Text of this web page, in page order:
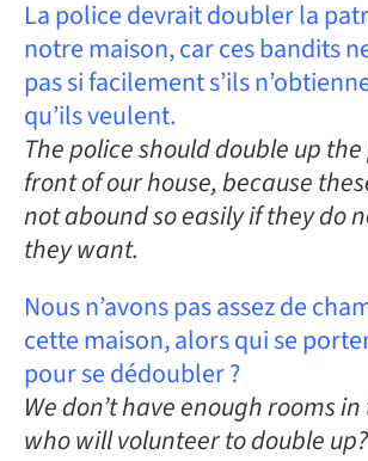
La police devrait doubler la
notre maison, car ces bandits
pas si facilement s’ils
qu’ils veulent.
The police should double up
front of our house, because
not abound so easily if they do
they want.
Nous n’avons pas assez de
cette maison, alors qui se
pour se dédoubler ?
We don’t have enough rooms
who will volunteer to double up?